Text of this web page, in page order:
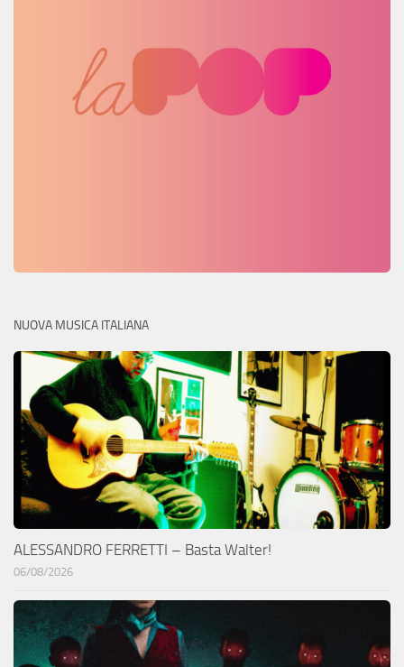
NUOVA MUSICA ITALIANA
ALESSANDRO FERRETTI – Basta Walter!
06/08/2026